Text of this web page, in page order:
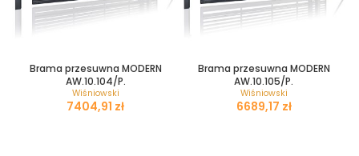
Brama przesuwna MODERN
AW.10.104/P.
Wiśniowski
zł
Brama przesuwna MODERN
AW.10.105/P.
Wiśniowski
zł